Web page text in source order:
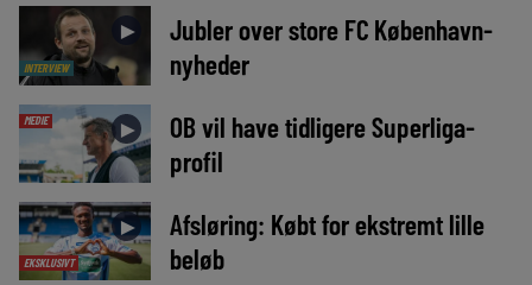
INTERVIEW
►
Jubler over store FC København-
nyheder
MEDIE ►
OB vil have tidligere Superliga-
profil
EKSKLUSIVT
►
Afsløring: Købt for ekstremt lille
beløb